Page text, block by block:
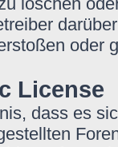
oder
License
dass es